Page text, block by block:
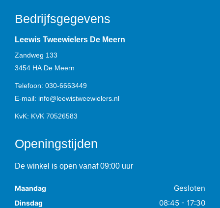
Bedrijfsgegevens
Leewis Tweewielers De Meern
Zandweg 133
3454 HA De Meern
Telefoon: 030-6663449
E-mail: info@leewistweewielers.nl
KvK: KVK 70526583
Openingstijden
De winkel is open vanaf 09:00 uur
Maandag Gesloten
Dinsdag 08:45 - 17:30